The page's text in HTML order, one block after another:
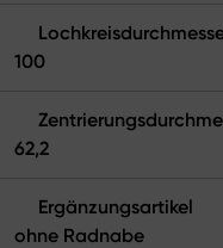
100
62,2
Ergänzungsartikel
ohne Radnabe